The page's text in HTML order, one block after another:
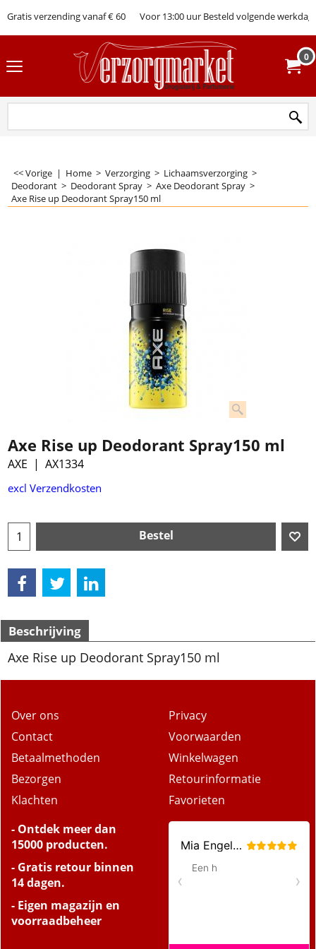
Gratis verzending vanaf € 60 Voor 13:00 uur Besteld volgende werkdag
0
<< Vorige | Home > Verzorging > Lichaamsverzorging >
Deodorant > Deodorant Spray > Axe Deodorant Spray >
Axe Rise up Deodorant Spray150 ml
Axe Rise up Deodorant Spray150 ml
AXE AX1334
excl Verzendkosten
Bestel
Beschrijving
Axe Rise up Deodorant Spray150 ml
Over ons
Contact
Betaalmethoden
Bezorgen
Klachten
Privacy
Voorwaarden
Winkelwagen
Retourinformatie
Favorieten
- Ontdek meer dan
15000 producten.
- Gratis retour binnen
14 dagen.
- Eigen magazijn en
voorraadbeheer